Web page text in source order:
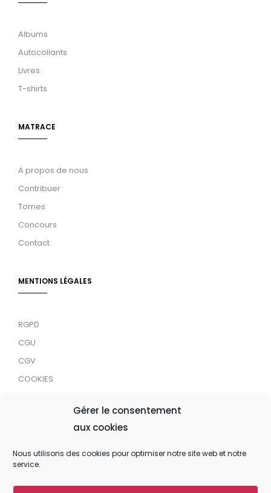
Gérer le consentement
aux cookies
Nous utilisons des cookies pour optimiser notre site web et notre
service.
Albums
Autocollants
Livres
T-shirts
MATRACE
A propos de nous
Contribuer
Tomes
Concours
Contact
MENTIONS LÉGALES
RGPD
CGU
CGV
COOKIES